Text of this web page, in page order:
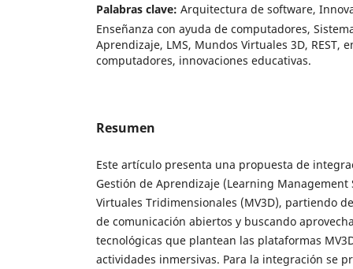
Palabras clave: Arquitectura de software,
Enseñanza con ayuda de computadores,
Aprendizaje, LMS, Mundos Virtuales 3D, REST,
computadores, innovaciones educativas.
Resumen
Este artículo presenta una propuesta de
Gestión de Aprendizaje (Learning Management
Virtuales Tridimensionales (MV3D), partiendo
de comunicación abiertos y buscando
tecnológicas que plantean las plataformas
actividades inmersivas. Para la integración se